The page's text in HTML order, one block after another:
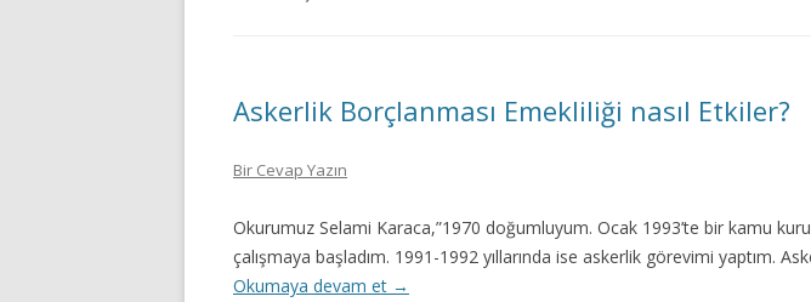
Askerlik Borçlanması Emekliliği nasıl Etkiler?
Bir Cevap Yazın
Okurumuz Selami Karaca,”1970 doğumluyum. Ocak 1993’te bir kamu
çalışmaya başladım. 1991-1992 yıllarında ise askerlik görevimi yaptım.
Okumaya devam et →